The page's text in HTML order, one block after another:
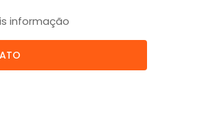
informação